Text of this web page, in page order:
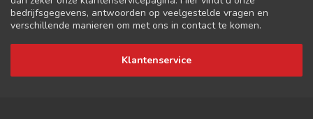
bedrijfsgegevens, antwoorden op veelgestelde vragen en
verschillende manieren om met ons in contact te komen.
Klantenservice